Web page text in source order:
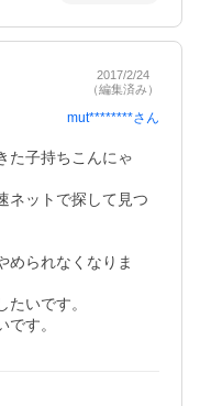
2017/2/24
（編集済み）
mut********さん
た子持ちこんにゃ
ネットで探して見つ
められなくなりま
いです。
す。